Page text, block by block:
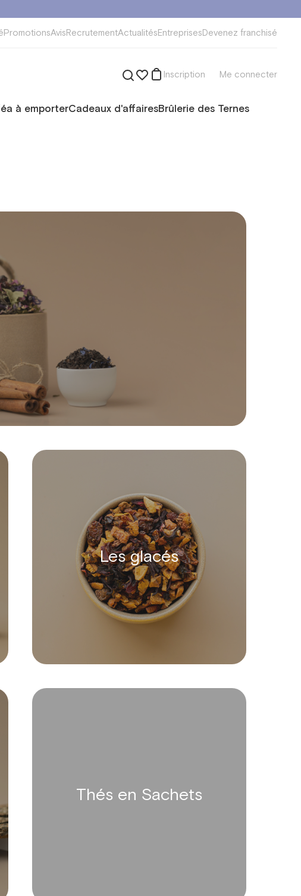
PromotionsAvisRecrutementActualitésEntreprisesDevenez franchisé
Inscription Me connecter
à emporterCadeaux d'affairesBrûlerie des Ternes
Les glacés
Thés en Sachets